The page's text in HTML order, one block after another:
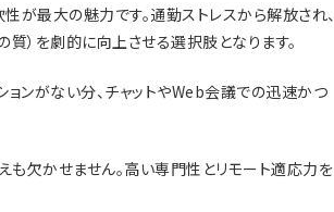
が最大の魅力です。通勤ストレスから解放され、
）を劇的に向上させる選択肢となります。
ョンがない分、チャットやWeb会議での迅速かつ
も欠かせません。高い専門性とリモート適応力を